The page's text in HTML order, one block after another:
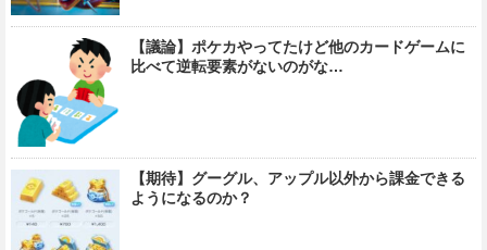
【議論】ポケカやってたけど他のカードゲームに
比べて逆転要素がないのがな…
【期待】グーグル、アップル以外から課金できる
ようになるのか？